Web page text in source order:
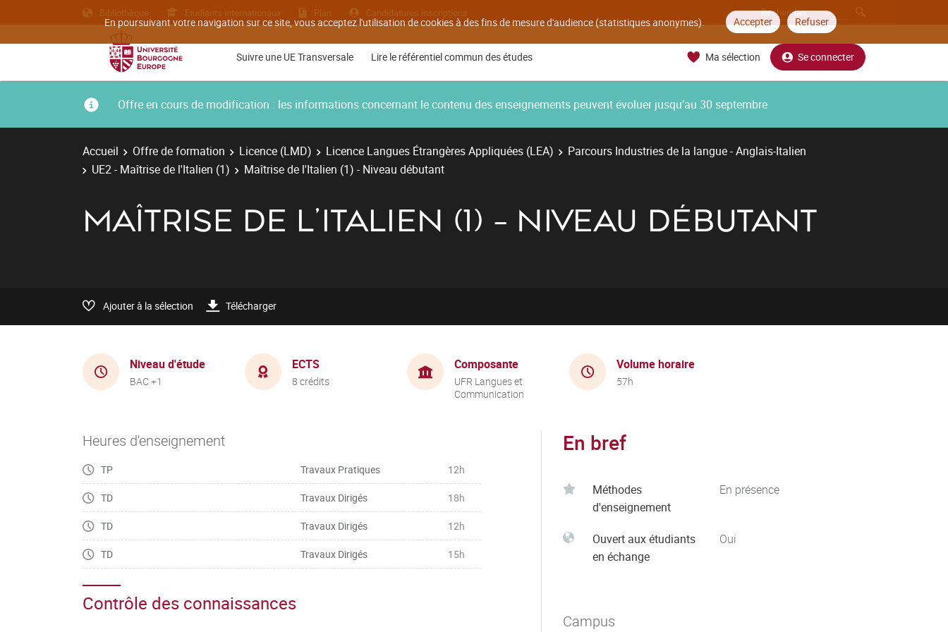
En poursuivant votre navigation sur ce site, vous acceptez l'utilisation de cookies à des fins de mesure d'audience (statistiques anonymes). Accepter Refuser
Bibliothèque Etudiants internationaux Plan Candidatures inscriptions
Suivre une UE Transversale Lire le référentiel commun des études Ma sélection Se connecter
Offre en cours de modification : les informations concernant le contenu des enseignements peuvent évoluer jusqu’au 30 septembre
Accueil Offre de formation Licence (LMD) Licence Langues Étrangères Appliquées (LEA)
Parcours Industries de la langue - Anglais-Italien
UE2 - Maîtrise de l'Italien (1)
Maîtrise de l'Italien (1) - Niveau débutant
MAÎTRISE DE L'ITALIEN (1) - NIVEAU DÉBUTANT
Ajouter à la sélection Télécharger
Niveau d'étude
BAC +1
ECTS
8 crédits
Composante
UFR Langues et
Communication
Volume horaire
57h
Heures d'enseignement
TP Travaux Pratiques 12h
TD Travaux Dirigés 18h
TD Travaux Dirigés 12h
TD Travaux Dirigés 15h
Contrôle des connaissances
En bref
Méthodes
d'enseignement
En présence
Ouvert aux étudiants
en échange
Oui
Campus